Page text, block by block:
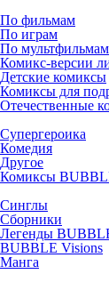
По фильмам
По играм
По мультфильмам
Комикс-версии
Детские комиксы
Комиксы для
Отечественные
Супергероика
Комедия
Другое
Комиксы
Синглы
Сборники
Легенды
BUBBLE Visions
Манга